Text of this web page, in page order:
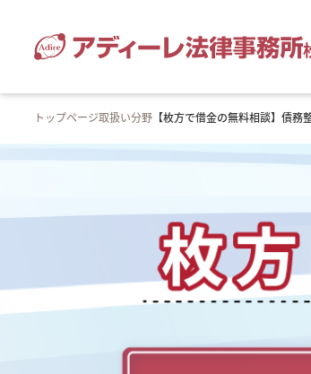
トップページ取扱い分野 【枚方で借金の無料相談】債